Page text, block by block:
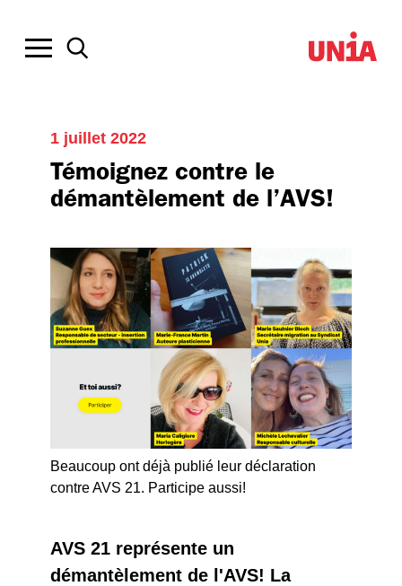
1 juillet 2022
Témoignez contre le
démantèlement de l’AVS!
Beaucoup ont déjà publié leur déclaration
contre AVS 21. Participe aussi!
AVS 21 représente un
démantèlement de l'AVS! La